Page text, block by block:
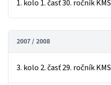
1. kolo 1. časť 30. ročník KMS
2007 / 2008
3. kolo 2. časť 29. ročník KMS